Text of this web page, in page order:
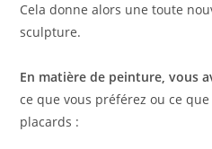
Cela donne alors une toute
sculpture.
En matière de peinture, vous
ce que vous préférez ou ce
placards :